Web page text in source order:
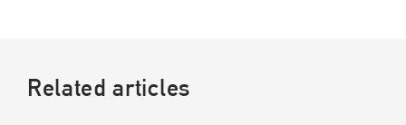
Related articles